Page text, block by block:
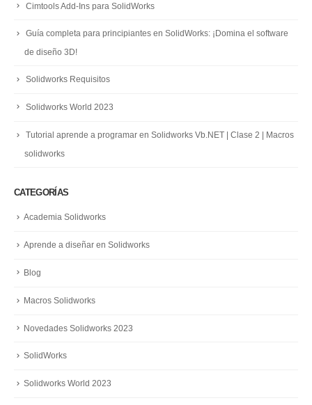
Cimtools Add-Ins para SolidWorks
Guía completa para principiantes en SolidWorks: ¡Domina el software
de diseño 3D!
Solidworks Requisitos
Solidworks World 2023
Tutorial aprende a programar en Solidworks Vb.NET | Clase 2 | Macros
solidworks
CATEGORÍAS
Academia Solidworks
Aprende a diseñar en Solidworks
Blog
Macros Solidworks
Novedades Solidworks 2023
SolidWorks
Solidworks World 2023